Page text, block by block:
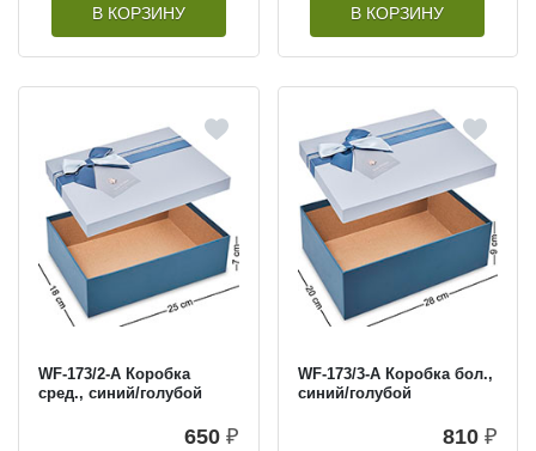
В КОРЗИНУ В КОРЗИНУ
WF-173/2-A Коробка
сред., синий/голубой
650 ₽
WF-173/3-A Коробка бол.,
синий/голубой
810 ₽